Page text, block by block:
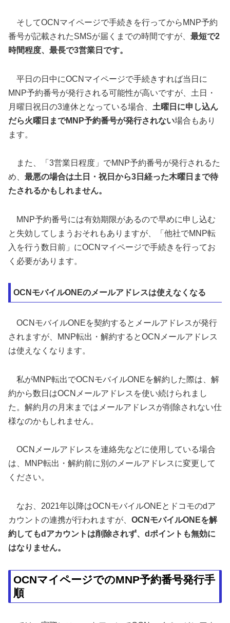
そしてOCNマイページで手続きを行ってからMNP予約
番号が記載されたSMSが届くまでの時間ですが、 最短で2
時間程度、最長で3営業日です。
平日の日中にOCNマイページで手続きすれば当日に
MNP予約番号が発行される可能性が高いですが、土日・
月曜日祝日の3連休となっている場合、 土曜日に申し込ん
だら火曜日までMNP予約番号が発行されない場合もあり
ます。
また、「3営業日程度」でMNP予約番号が発行されるた
め、 最悪の場合は土日・祝日から3日経った木曜日まで待
たされるかもしれません。
MNP予約番号には有効期限があるので早めに申し込む
と失効してしまうおそれもありますが、「他社でMNP転
入を行う数日前」にOCNマイページで手続きを行ってお
く必要があります。
OCNモバイルONEのメールアドレスは使えなくなる
OCNモバイルONEを契約するとメールアドレスが発行
されますが、MNP転出・解約するとOCNメールアドレス
は使えなくなります。
私がMNP転出でOCNモバイルONEを解約した際は、解
約から数日はOCNメールアドレスを使い続けられまし
た。解約月の月末まではメールアドレスが削除されない仕
様なのかもしれません。
OCNメールアドレスを連絡先などに使用している場合
は、MNP転出・解約前に別のメールアドレスに変更して
ください。
なお、2021年以降はOCNモバイルONEとドコモのdア
カウントの連携が行われますが、 OCNモバイルONEを解
約してもdアカウントは削除されず、dポイントも無効に
はなりません。
OCNマイページでのMNP予約番号発行手
順